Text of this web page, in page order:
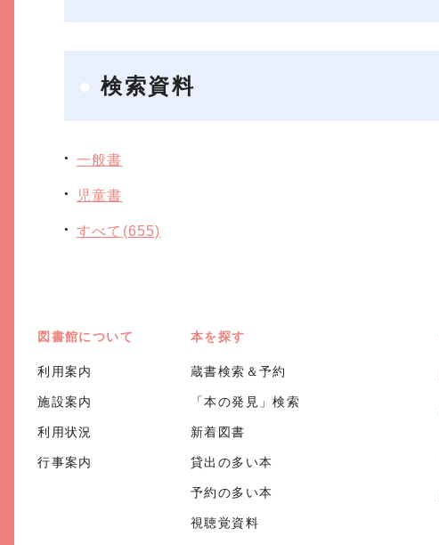
検索資料
一般書
児童書
すべて(655)
図書館について
利用案内
施設案内
利用状況
行事案内
本を探す
蔵書検索＆予約
「本の発見」検索
新着図書
貸出の多い本
予約の多い本
視聴覚資料